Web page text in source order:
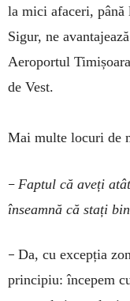
la mici afaceri, până
Sigur, ne
Aeroportul
de Vest.
Mai multe locuri de
– Faptul că aveți
înseamnă că stați
– Da, cu excepția
principiu: începem